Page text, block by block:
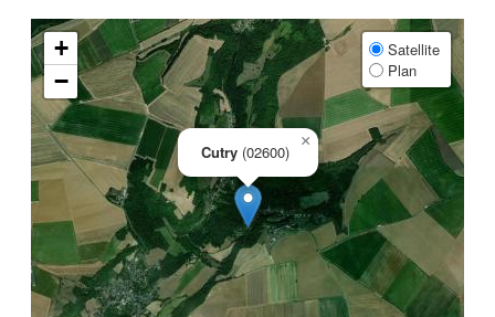
Cutry (02600)
×
+
−
Satellite
Plan